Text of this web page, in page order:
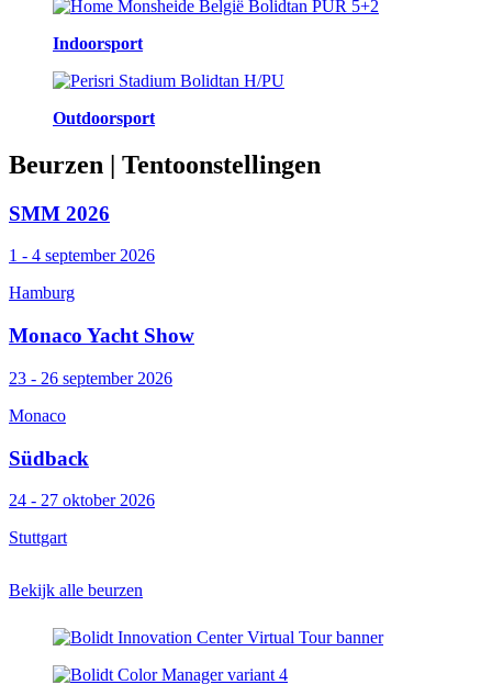
Indoorsport
Outdoorsport
Beurzen | Tentoonstellingen
SMM 2026
1 - 4 september 2026
Hamburg
Monaco Yacht Show
23 - 26 september 2026
Monaco
Südback
24 - 27 oktober 2026
Stuttgart
Bekijk alle beurzen